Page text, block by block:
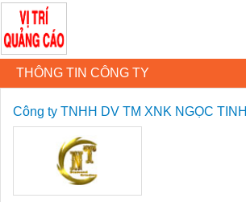
THÔNG TIN CÔNG TY
Công ty TNHH DV TM XNK NGỌC TINH